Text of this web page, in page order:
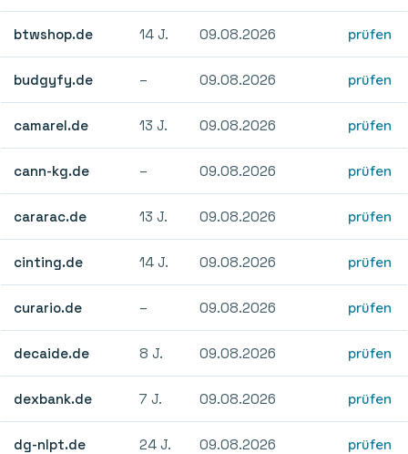
btwshop.de 14 J. 09.08.2026 prüfen
budgyfy.de – 09.08.2026 prüfen
camarel.de 13 J. 09.08.2026 prüfen
cann-kg.de – 09.08.2026 prüfen
cararac.de 13 J. 09.08.2026 prüfen
cinting.de 14 J. 09.08.2026 prüfen
curario.de – 09.08.2026 prüfen
decaide.de 8 J. 09.08.2026 prüfen
dexbank.de 7 J. 09.08.2026 prüfen
dg-nlpt.de 24 J. 09.08.2026 prüfen